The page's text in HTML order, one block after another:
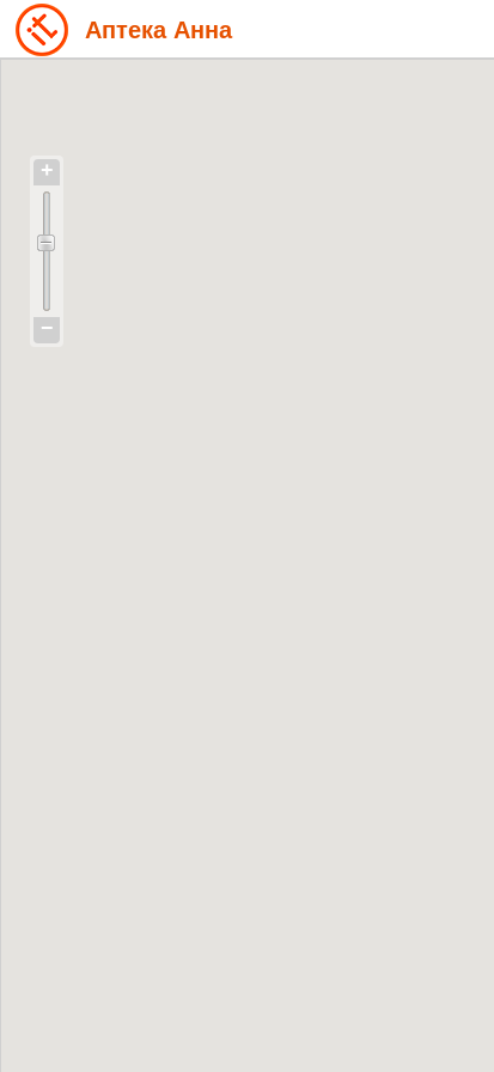
Аптека Анна
+
−